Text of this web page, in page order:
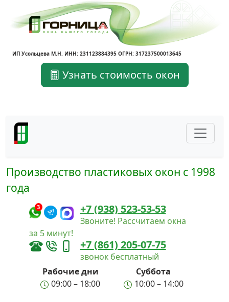
ИП Усольцева М.Н. ИНН: 231123884395 ОГРН: 317237500013645
Узнать стоимость окон
Производство пластиковых окон с 1998
года
3 +7 (938) 523-53-53
Звоните! Рассчитаем окна
за 5 минут!
+7 (861) 205-07-75
звонок бесплатный
Рабочие дни
Суббота
09:00 – 18:00
10:00 – 14:00